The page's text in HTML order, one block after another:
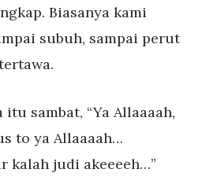
Biasanya kami
subuh, sampai perut
itu sambat, “Ya Allaaaah,
to ya Allaaaah…
kalah judi akeeeeh…”